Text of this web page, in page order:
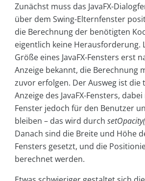
Zunächst muss das JavaFX-
über dem Swing-Elternfenster
die Berechnung der benötigten
eigentlich keine Herausforderung.
Größe eines JavaFX-Fensters erst
Anzeige bekannt, die Berechnung
zuvor erfolgen. Der Ausweg ist die
Anzeige des JavaFX-Fensters,
Fenster jedoch für den Benutzer
bleiben – das wird durch
Danach sind die Breite und Höhe
Fensters gesetzt, und die
berechnet werden.